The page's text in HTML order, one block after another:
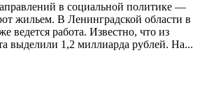
в социальной политике —
жильем. В Ленинградской области в
ведется работа. Известно, что из
выделили 1,2 миллиарда рублей. На...